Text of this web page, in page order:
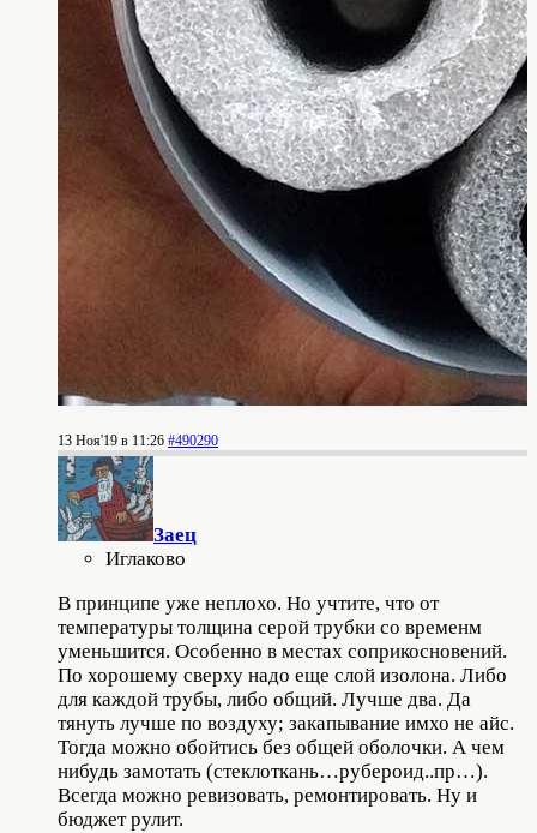
13 Ноя'19 в 11:26 #490290
Заец
Иглаково
В принципе уже неплохо. Но учтите, что от
температуры толщина серой трубки со временм
уменьшится. Особенно в местах соприкосновений.
По хорошему сверху надо еще слой изолона. Либо
для каждой трубы, либо общий. Лучше два. Да
тянуть лучше по воздуху; закапывание имхо не айс.
Тогда можно обойтись без общей оболочки. А чем
нибудь замотать (стеклоткань…рубероид..пр…).
Всегда можно ревизовать, ремонтировать. Ну и
бюджет рулит.